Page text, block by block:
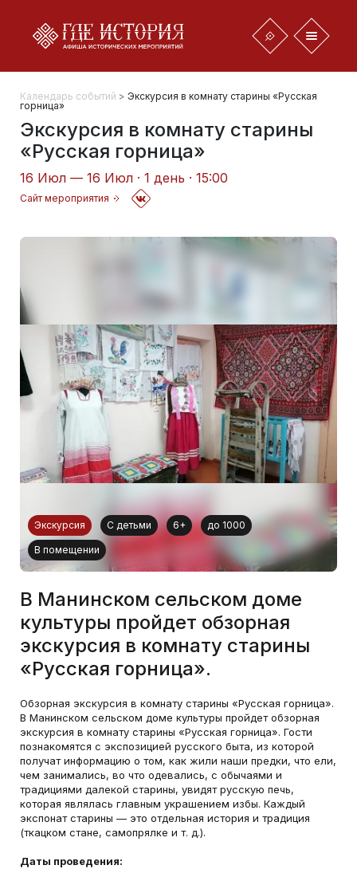
Календарь событий > Экскурсия в комнату старины «Русская
горница»
Экскурсия в комнату старины
«Русская горница»
16 Июл — 16 Июл · 1 день · 15:00
Сайт мероприятия
Экскурсия С детьми 6+ до 1000
В помещении
В Манинском сельском доме
культуры пройдет обзорная
экскурсия в комнату старины
«Русская горница».
Обзорная экскурсия в комнату старины «Русская горница».
В Манинском сельском доме культуры пройдет обзорная
экскурсия в комнату старины «Русская горница». Гости
познакомятся с экспозицией русского быта, из которой
получат информацию о том, как жили наши предки, что ели,
чем занимались, во что одевались, с обычаями и
традициями далекой старины, увидят русскую печь,
которая являлась главным украшением избы. Каждый
экспонат старины — это отдельная история и традиция
(ткацком стане, самопрялке и т. д.).
Даты проведения: